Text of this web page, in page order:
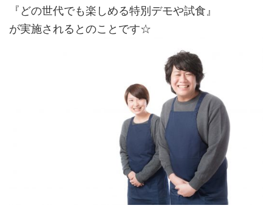
『どの世代でも楽しめる特別デモや試食』
が実施されるとのことです☆